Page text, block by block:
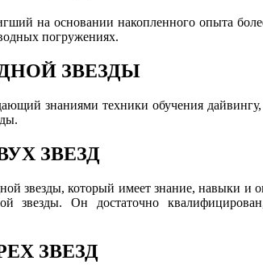
на основании накопленного опыта
погружениях.
ЗВЕЗДЫ
знаниями техники обучения
ЗВЕЗД
звезды, который имеет знание, навыки и
звезды. Он достаточно
ЗВЕЗД